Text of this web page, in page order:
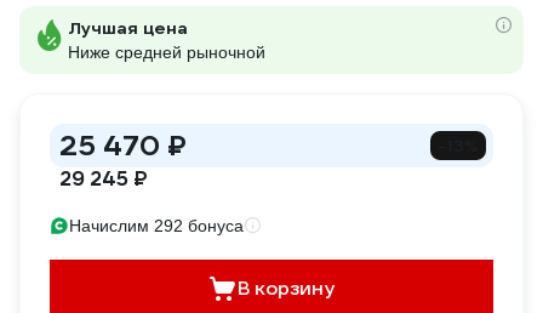
Лучшая цена
Ниже средней рыночной
25 470 ₽
29 245 ₽
Начислим 292 бонуса
В корзину